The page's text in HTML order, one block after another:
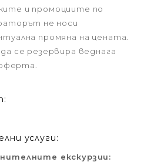
и промоциите по
не носи
промяна на цената.
се резервира веднага
услуги:
екскурзии: